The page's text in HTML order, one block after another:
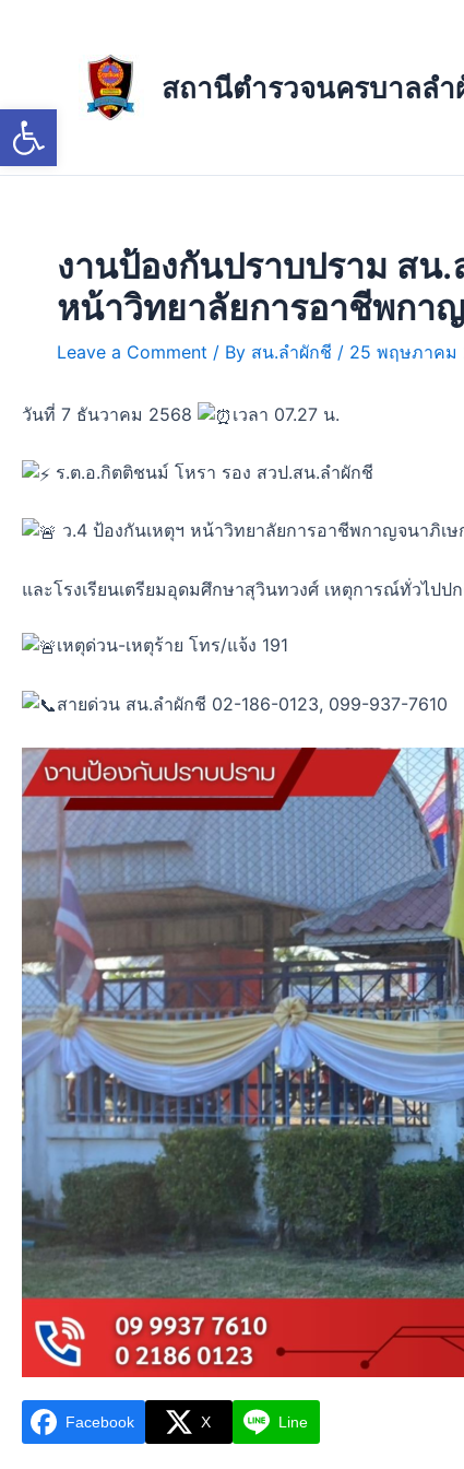
Open toolbar
สถานีตำรวจนครบาลลำ
งานป้องกันปราบปราม สน
หน้าวิทยาลัยการอาชีพกา
Leave a Comment / By สน.ลำผักชี / 25 พฤษภาคม
วันที่ 7 ธันวาคม 2568 เวลา 07.27 น.
ร.ต.อ.กิตติชนม์ โหรา รอง สวป.สน.ลำผักชี
ว.4 ป้องกันเหตุฯ หน้าวิทยาลัยการอาชีพกาญจนาภิเ
และโรงเรียนเตรียมอุดมศึกษาสุวินทวงศ์ เหตุการณ์ทั่วไปป
เหตุด่วน-เหตุร้าย โทร/แจ้ง 191
สายด่วน สน.ลำผักชี 02-186-0123, 099-937-7610
Facebook X Line